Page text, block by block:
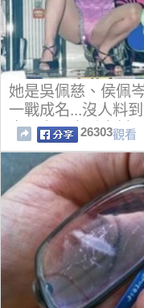
她是吳佩慈、侯佩
一戰成名...沒人料
貴，完全出乎意料！
26303觀看